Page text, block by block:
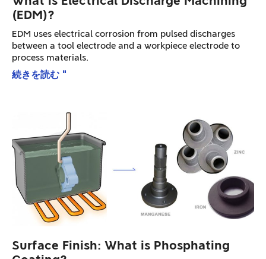
(EDM)?
EDM uses electrical corrosion from pulsed discharges
between a tool electrode and a workpiece electrode to
process materials.
続きを読む "
Surface Finish: What is Phosphating